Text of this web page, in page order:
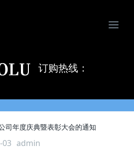
订购热线：
司年度庆典暨表彰大会的通知
03 admin